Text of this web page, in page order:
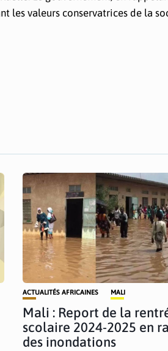
les valeurs conservatrices de la
ACTUALITÉS AFRICAINES MALI
Mali : Report de la
scolaire 2024-2025 en
des inondations